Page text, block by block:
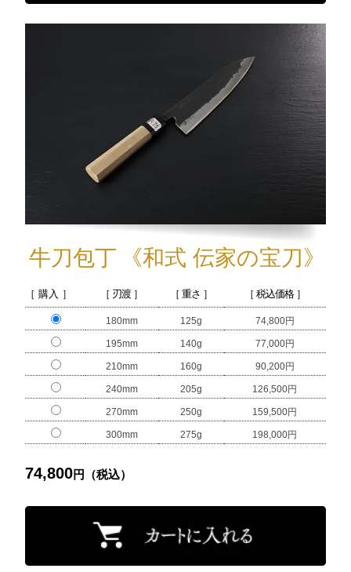
牛刀包丁 《和式 伝家の宝刀》
［ 購入 ］ ［ 刃渡 ］ ［ 重さ ］ ［ 税込価格 ］
180mm 125g 74,800円
195mm 140g 77,000円
210mm 160g 90,200円
240mm 205g 126,500円
270mm 250g 159,500円
300mm 275g 198,000円
74,800円（税込）